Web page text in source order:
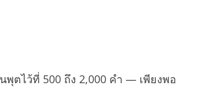
ตไว้ที่ 500 ถึง 2,000 คำ — เพียงพอ